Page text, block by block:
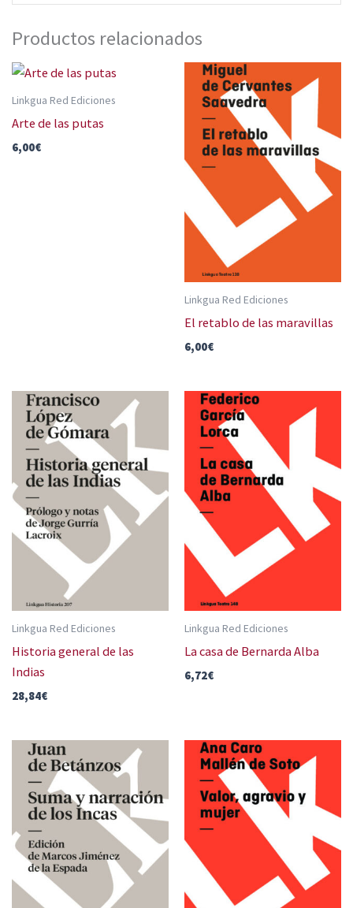
Productos relacionados
Linkgua Red Ediciones
Arte de las putas
6,00€
Linkgua Red Ediciones
El retablo de las maravillas
6,00€
Linkgua Red Ediciones
Historia general de las
Indias
28,84€
Linkgua Red Ediciones
La casa de Bernarda Alba
6,72€